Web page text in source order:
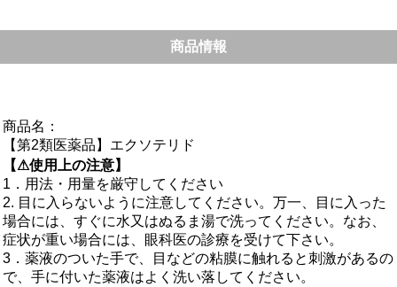
商品情報
商品名：
【第2類医薬品】エクソテリド
【⚠使用上の注意】
1．用法・用量を厳守してください
2. 目に入らないように注意してください。万一、目に入った
場合には、すぐに水又はぬるま湯で洗ってください。なお、
症状が重い場合には、眼科医の診療を受けて下さい。
3．薬液のついた手で、目などの粘膜に触れると刺激があるの
で、手に付いた薬液はよく洗い落してください。